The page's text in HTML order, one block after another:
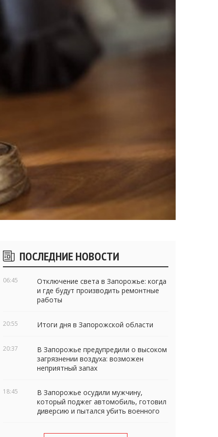
Боковые
виджеты
ПОСЛЕДНИЕ НОВОСТИ
06:45
Отключение света в Запорожье: когда
и где будут производить ремонтные
работы
20:55 Итоги дня в Запорожской области
20:37
В Запорожье предупредили о высоком
загрязнении воздуха: возможен
неприятный запах
18:45
В Запорожье осудили мужчину,
который поджег автомобиль, готовил
диверсию и пытался убить военного